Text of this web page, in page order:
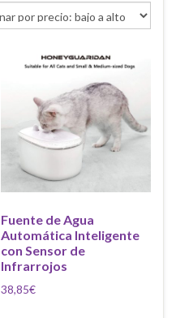
Fuente de Agua
Automática Inteligente
con Sensor de
Infrarrojos
38,85€